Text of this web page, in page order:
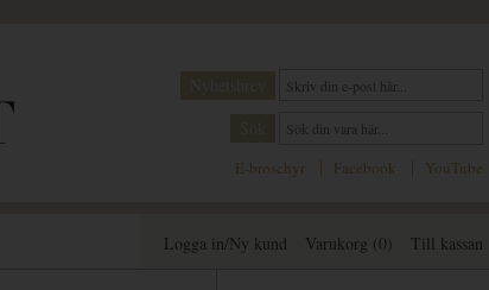
E-broschyr Facebook YouTube
Logga in/Ny kund Varukorg (0) Till kassan